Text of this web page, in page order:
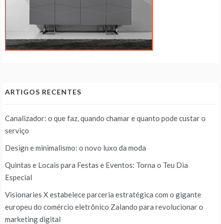
ARTIGOS RECENTES
Canalizador: o que faz, quando chamar e quanto pode custar o
serviço
Design e minimalismo: o novo luxo da moda
Quintas e Locais para Festas e Eventos: Torna o Teu Dia
Especial
Visionaries X estabelece parceria estratégica com o gigante
europeu do comércio eletrônico Zalando para revolucionar o
marketing digital